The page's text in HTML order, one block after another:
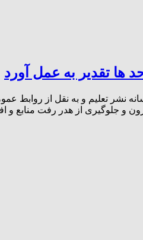
ها تقدیر به عمل آورد
نشر تعلیم و به نقل از
و جلوگیری از هدر رفت منابع و